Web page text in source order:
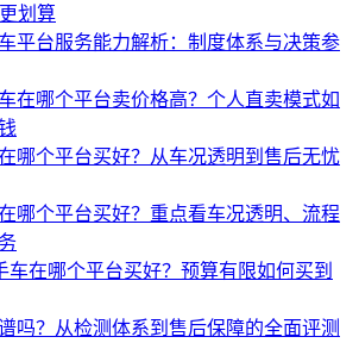
划算
平台服务能力解析：制度体系与决策参
在哪个平台卖价格高？个人直卖模式如
哪个平台买好？从车况透明到售后无忧
哪个平台买好？重点看车况透明、流程
车在哪个平台买好？预算有限如何买到
吗？从检测体系到售后保障的全面评测